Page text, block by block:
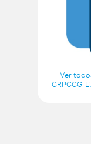
Ver
CRPCCG-